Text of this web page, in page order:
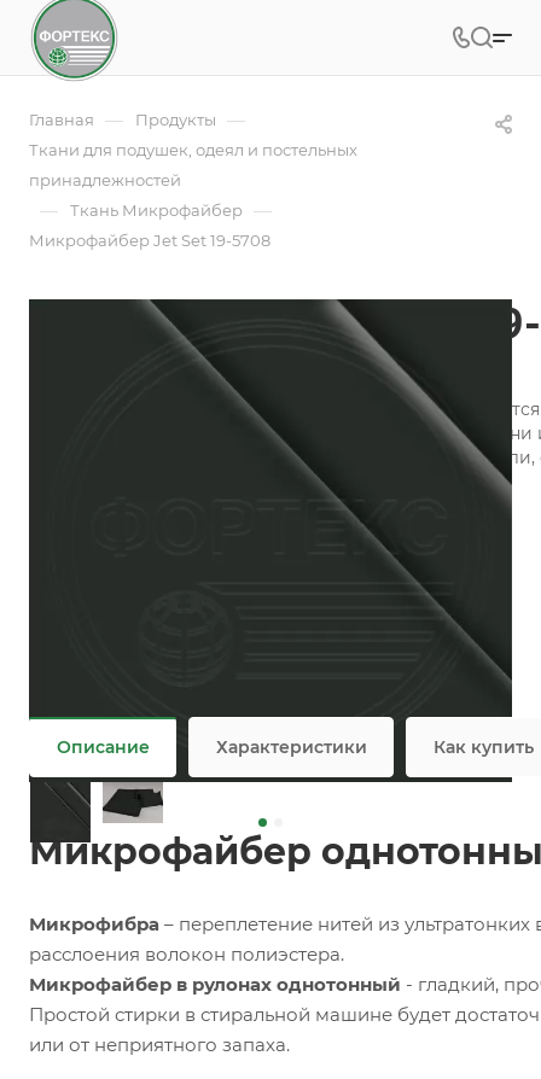
Главная — Продукты —
Ткани для подушек, одеял и постельных
принадлежностей
— Ткань Микрофайбер —
Микрофайбер Jet Set 19-5708
Микрофайбер Jet Set
5SPR-Jet Set 19-5708
Микрофайбер (микрофибра) набивной
технология обеспечивает воздухопроницаемость
микрофибры «контролируют» микроклимат на
сохраняя одновременно тепло и свежесть.
Описание Характеристики Как купить
Микрофайбер
Микрофибра – переплетение нитей из
расслоения волокон полиэстера.
Микрофайбер в рулонах однотонный - гладкий,
Простой стирки в стиральной машине будет
или от неприятного запаха.